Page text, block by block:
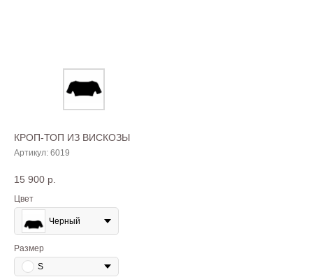
КРОП-ТОП ИЗ ВИСКОЗЫ
Артикул: 6019
15 900 р.
Цвет
Черный
Размер
S